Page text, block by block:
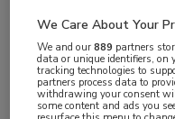
Tags:
fysieke activiteit,
We Care About Your
We and our889 partners
data or unique identifiers, on
tracking technologies to
partners process data to
withdrawing your consent
some content and ads you